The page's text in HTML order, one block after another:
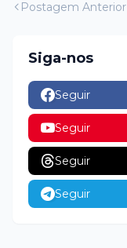
Postagem Anterior
Siga-nos
Seguir
Seguir
Seguir
Seguir